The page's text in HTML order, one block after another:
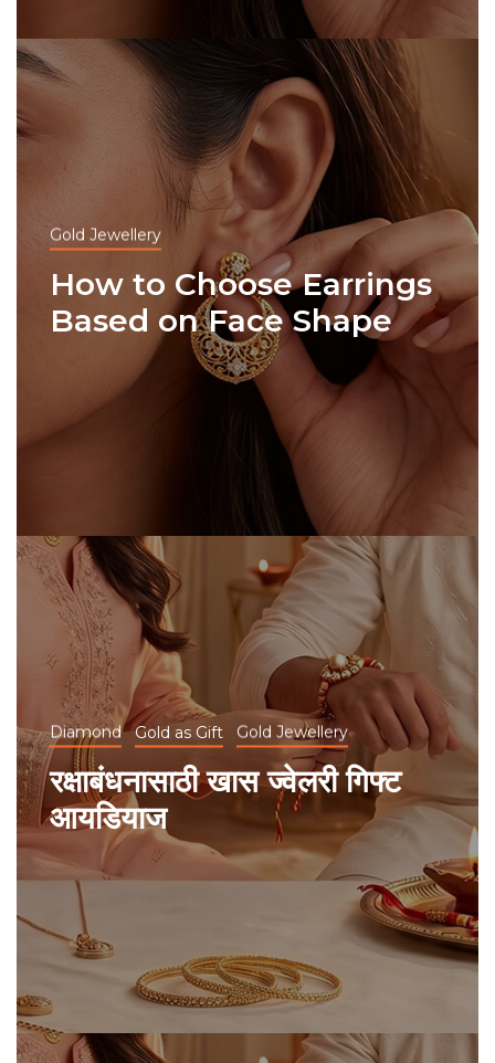
Gold Jewellery
How to Choose Earrings
Based on Face Shape
Diamond Gold as Gift Gold Jewellery
रक्षाबंधनासाठी खास ज्वेलरी गिफ्ट
आयडियाज